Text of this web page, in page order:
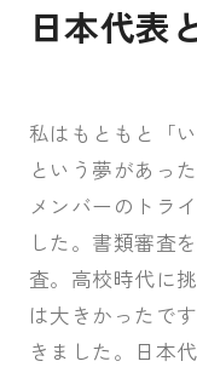
日本代表
私はもともと「
という夢があっ
メンバーのトラ
した。書類審査
査。高校時代に
は大きかったで
きました。日本